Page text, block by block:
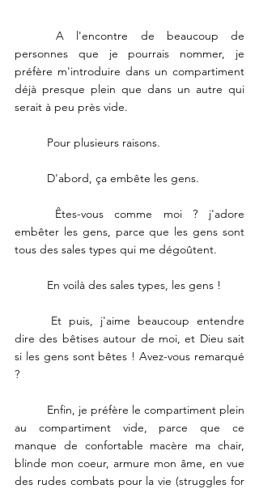
	A l'encontre de beaucoup de
personnes que je pourrais nommer, je
préfère m'introduire dans un compartiment
déjà presque plein que dans un autre qui
serait à peu près vide.
	Pour plusieurs raisons.
	D'abord, ça embête les gens.
embêter les gens, parce que les gens sont
tous des sales types qui me dégoûtent.
	En voilà des sales types, les gens !
dire des bêtises autour de moi, et Dieu sait
si les gens sont bêtes ! Avez-vous remarqué
?
au compartiment vide, parce que ce
manque de confortable macère ma chair,
blinde mon coeur, armure mon âme, en vue
des rudes combats pour la vie (struggles for